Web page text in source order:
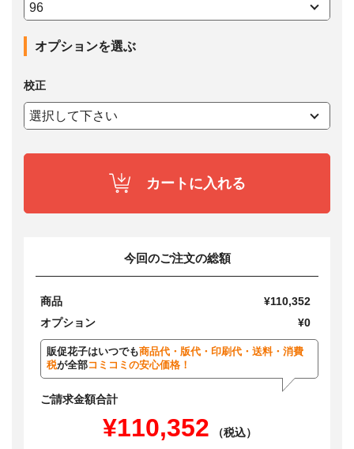
オプションを選ぶ
校正
カートに入れる
今回のご注文の総額
商品
¥110,352
オプション
¥0
販促花子はいつでも商品代・版代・印刷代・送料・消費
税が全部コミコミの安心価格！
ご請求金額合計
¥110,352
（税込）